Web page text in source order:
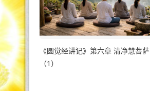
《圆觉经讲记》第六章 清净慧菩萨
（1）